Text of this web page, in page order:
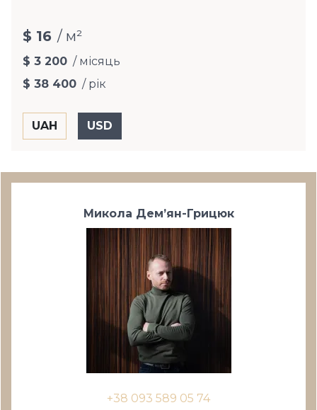
$ 16 / м²
$ 3 200 / місяць
$ 38 400 / рік
Микола Дем’ян-Грицюк
+38 093 589 05 74